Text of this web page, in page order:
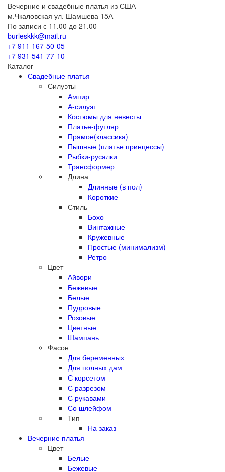
Вечерние и свадебные платья из США
м.Чкаловская ул. Шамшева 15А
По записи с 11.00 до 21.00
burleskkk@mail.ru
+7 911 167-50-05
+7 931 541-77-10
Каталог
Свадебные платья
Силуэты
Ампир
А-силуэт
Костюмы для невесты
Платье-футляр
Прямое(классика)
Пышные (платье принцессы)
Рыбки-русалки
Трансформер
Длина
Длинные (в пол)
Короткие
Стиль
Бохо
Винтажные
Кружевные
Простые (минимализм)
Ретро
Цвет
Айвори
Бежевые
Белые
Пудровые
Розовые
Цветные
Шампань
Фасон
Для беременных
Для полных дам
С корсетом
С разрезом
С рукавами
Со шлейфом
Тип
На заказ
Вечерние платья
Цвет
Белые
Бежевые